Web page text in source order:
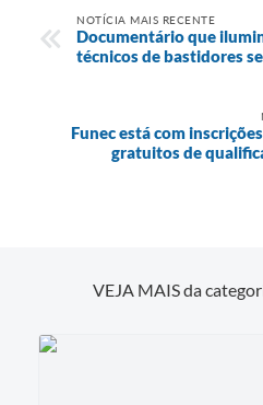
NOTÍCIA MAIS RECENTE
Documentário que
técnicos de bastidores
Funec está com
gratuitos de
VEJA MAIS da